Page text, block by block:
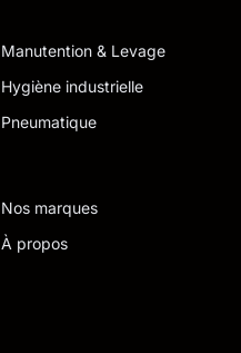
Manutention & Levage
Hygiène industrielle
Pneumatique
Nos marques
À propos